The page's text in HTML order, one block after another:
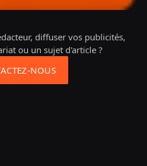
diffuser vos publicités,
ou un sujet d'article ?
NOUS